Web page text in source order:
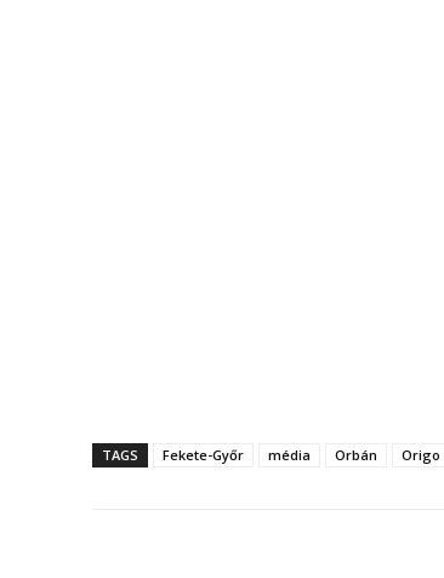
TAGS Fekete-Győr média Orbán Origo